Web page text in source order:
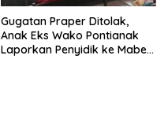
Gugatan Praper Ditolak,
Anak Eks Wako Pontianak
Laporkan Penyidik ke Mabes